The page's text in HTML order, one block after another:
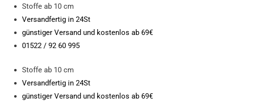
Inhalt
springen
Stoffe ab 10 cm
Versandfertig in 24St
günstiger Versand und kostenlos ab 69€
01522 / 92 60 995
Stoffe ab 10 cm
Versandfertig in 24St
günstiger Versand und kostenlos ab 69€